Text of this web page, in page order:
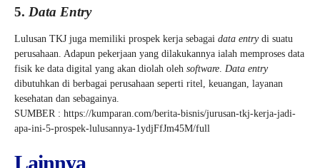
5. Data Entry
Lulusan TKJ juga memiliki prospek kerja sebagai data entrydi suatu
perusahaan. Adapun pekerjaan yang dilakukannya ialah memproses data
fisik ke data digital yang akan diolah oleh software. Data entry
dibutuhkan di berbagai perusahaan seperti ritel, keuangan, layanan
kesehatan dan sebagainya.
SUMBER : https://kumparan.com/berita-bisnis/jurusan-tkj-kerja-jadi-
apa-ini-5-prospek-lulusannya-1ydjFfJm45M/full
Lainnya